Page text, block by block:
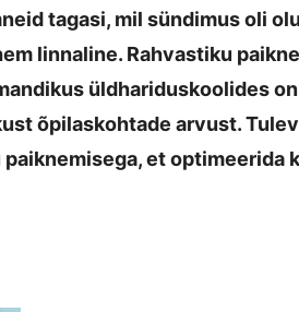
tagasi, mil sündimus oli
linnaline. Rahvastiku
üldhariduskoolides
õpilaskohtade arvust.
et optimeerida